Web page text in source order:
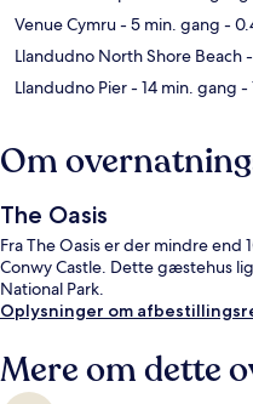
Venue Cymru- 5 min. gang -
Llandudno North Shore Beach
Llandudno Pier- 14 min. gang -
Om
The Oasis
Fra The Oasis er der mindre end
Conwy Castle. Dette gæstehus
National Park.
Oplysninger om
Mere om dette